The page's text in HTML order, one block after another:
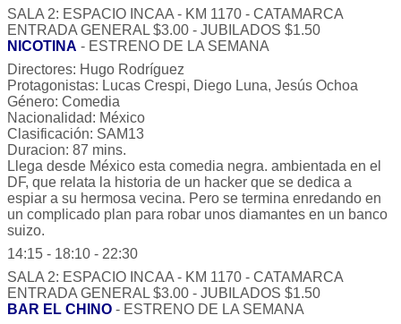
SALA 2: ESPACIO INCAA - KM 1170 - CATAMARCA
ENTRADA GENERAL $3.00 - JUBILADOS $1.50
NICOTINA - ESTRENO DE LA SEMANA
Directores: Hugo Rodríguez
Protagonistas: Lucas Crespi, Diego Luna, Jesús Ochoa
Género: Comedia
Nacionalidad: México
Clasificación: SAM13
Duracion: 87 mins.
Llega desde México esta comedia negra. ambientada en el
DF, que relata la historia de un hacker que se dedica a
espiar a su hermosa vecina. Pero se termina enredando en
un complicado plan para robar unos diamantes en un banco
suizo.
14:15 - 18:10 - 22:30
SALA 2: ESPACIO INCAA - KM 1170 - CATAMARCA
ENTRADA GENERAL $3.00 - JUBILADOS $1.50
BAR EL CHINO - ESTRENO DE LA SEMANA